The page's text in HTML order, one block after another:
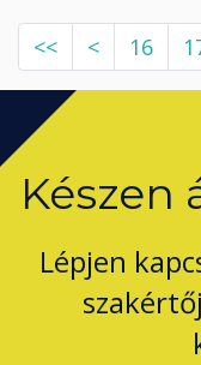
<< < 16
Készen
Lépjen